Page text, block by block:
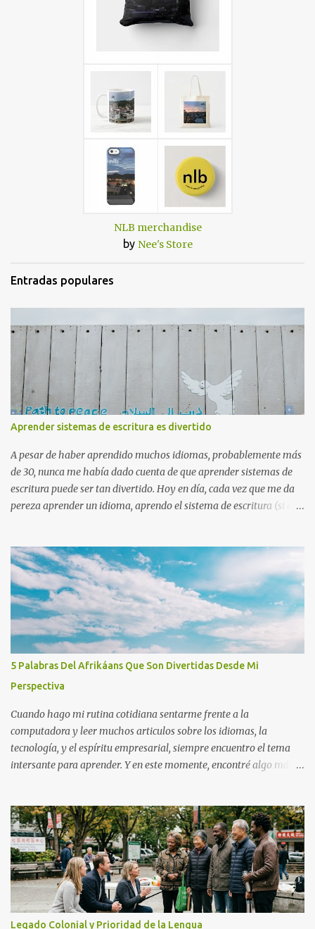
NLB merchandise
by Nee's Store
Entradas populares
Aprender sistemas de escritura es divertido
A pesar de haber aprendido muchos idiomas, probablemente más
de 30, nunca me había dado cuenta de que aprender sistemas de
escritura puede ser tan divertido. Hoy en día, cada vez que me da
pereza aprender un idioma, aprendo el sistema de escritura (si es
amigos con tus nuevos conocimientos!
5 Palabras Del Afrikáans Que Son Divertidas Desde Mi
Perspectiva
Cuando hago mi rutina cotidiana sentarme frente a la
computadora y leer muchos articulos sobre los idiomas, la
tecnología, y el espíritu empresarial, siempre encuentro el tema
intersante para aprender. Y en este momente, encontré algo más
pregunto “¿En serio?”
Legado Colonial y Prioridad de la Lengua